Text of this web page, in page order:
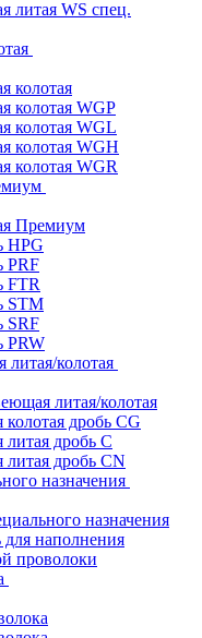
литая WS спец.
колотая
колотая WGP
колотая WGL
колотая WGH
колотая WGR
Премиум
HPG
PRF
FTR
STM
SRF
PRW
колотая
литая/колотая
дробь CG
дробь C
дробь CN
назначения
назначения
наполнения
проволоки